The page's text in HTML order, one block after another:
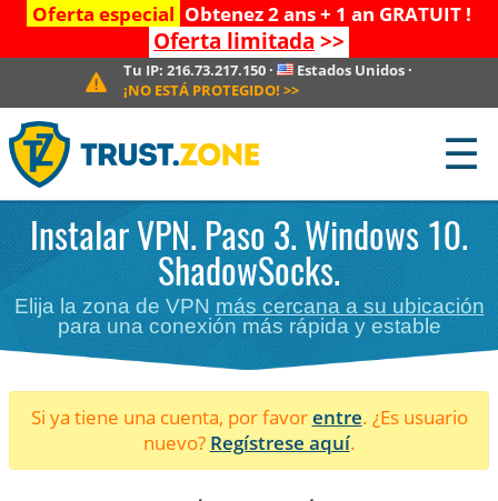
Oferta especial Obtenez 2 ans + 1 an GRATUIT !
Oferta limitada >>
Tu IP: 216.73.217.150· Estados Unidos ·
¡NO ESTÁ PROTEGIDO! >>
☰
Instalar VPN. Paso 3. Windows 10.
ShadowSocks.
Elija la zona de VPN más cercana a su ubicación
para una conexión más rápida y estable
Si ya tiene una cuenta, por favorentre. ¿Es usuario
nuevo? Regístrese aquí.